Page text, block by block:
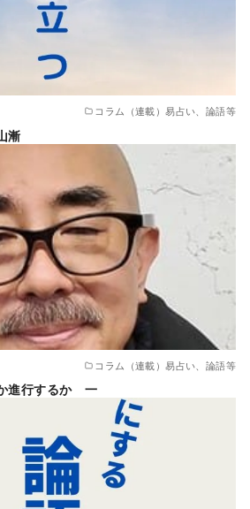
コラム（連載）易占い、論語等
漸
コラム（連載）易占い、論語等
進行するか 一